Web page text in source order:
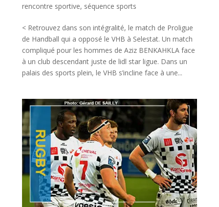
rencontre sportive, séquence sports
< Retrouvez dans son intégralité, le match de Proligue
de Handball qui a opposé le VHB à Selestat. Un match
compliqué pour les hommes de Aziz BENKAHKLA face
à un club descendant juste de lidl star ligue. Dans un
palais des sports plein, le VHB s’incline face à une...